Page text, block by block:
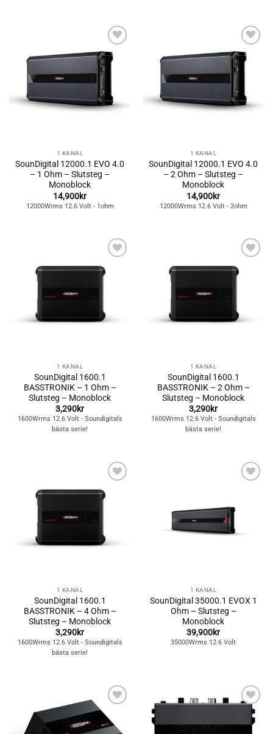
Lägg till i
önskelistan
1 KANAL
SounDigital 12000.1 EVO 4.0
– 1 Ohm – Slutsteg –
Monoblock
14,900kr
12000Wrms 12.6 Volt - 1ohm
Lägg till i
önskelistan
1 KANAL
SounDigital 12000.1 EVO 4.0
– 2 Ohm – Slutsteg –
Monoblock
14,900kr
12000Wrms 12.6 Volt - 2ohm
Lägg till i
önskelistan
1 KANAL
SounDigital 1600.1
BASSTRONIK – 1 Ohm –
Slutsteg – Monoblock
3,290kr
1600Wrms 12.6 Volt - Soundigitals
bästa serie!
Lägg till i
önskelistan
1 KANAL
SounDigital 1600.1
BASSTRONIK – 2 Ohm –
Slutsteg – Monoblock
3,290kr
1600Wrms 12.6 Volt - Soundigitals
bästa serie!
Lägg till i
önskelistan
1 KANAL
SounDigital 1600.1
BASSTRONIK – 4 Ohm –
Slutsteg – Monoblock
3,290kr
1600Wrms 12.6 Volt - Soundigitals
bästa serie!
1 KANAL
SounDigital 35000.1 EVOX 1
Ohm – Slutsteg –
Monoblock
39,900kr
35000Wrms 12.6 Volt
Lägg till i
önskelistan
önskelistan